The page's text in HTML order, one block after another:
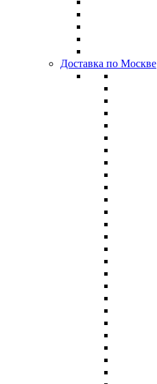
Доставка по Москве